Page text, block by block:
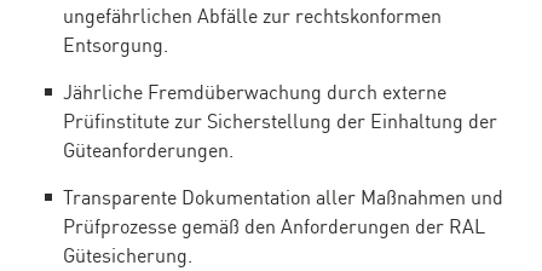
ungefährlichen Abfälle zur rechtskonformen
Entsorgung.
Jährliche Fremdüberwachung durch externe
Prüfinstitute zur Sicherstellung der Einhaltung der
Güteanforderungen.
Transparente Dokumentation aller Maßnahmen und
Prüfprozesse gemäß den Anforderungen der RAL
Gütesicherung.